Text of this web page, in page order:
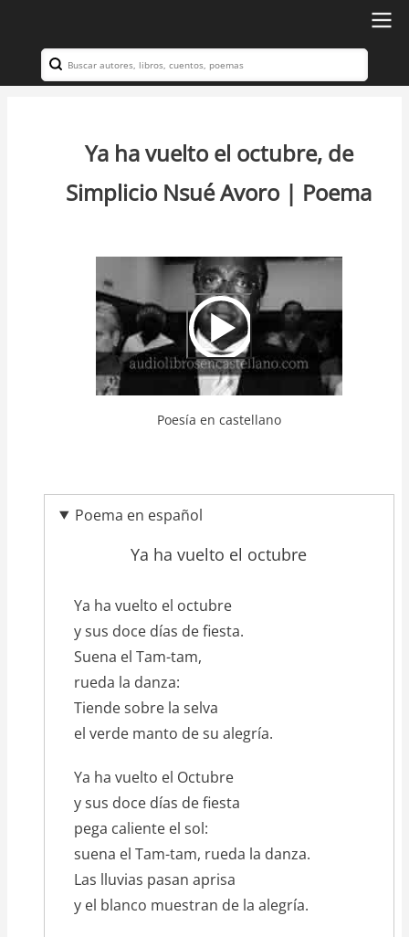
contenido
principal
Navegación
Search
Ya ha vuelto el octubre, de
Simplicio Nsué Avoro | Poema
Video
Url
Poesía en castellano
Poema en español
Ya ha vuelto el octubre
texto_poema
Ya ha vuelto el octubre
y sus doce días de fiesta.
Suena el Tam-tam,
rueda la danza:
Tiende sobre la selva
el verde manto de su alegría.
Ya ha vuelto el Octubre
y sus doce días de fiesta
pega caliente el sol:
suena el Tam-tam, rueda la danza.
Las lluvias pasan aprisa
y el blanco muestran de la alegría.